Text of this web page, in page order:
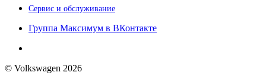
Сервис и обслуживание
Группа Максимум в ВКонтакте
© Volkswagen 2026